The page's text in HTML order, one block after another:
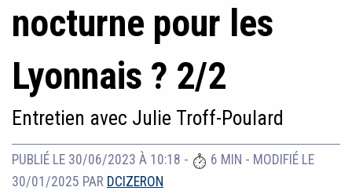
nocturne pour les
Lyonnais ? 2/2
Entretien avec Julie Troff-Poulard
PUBLIÉ LE 30/06/2023 À 10:18 - 6 MIN - MODIFIÉ LE
30/01/2025 PAR DCIZERON